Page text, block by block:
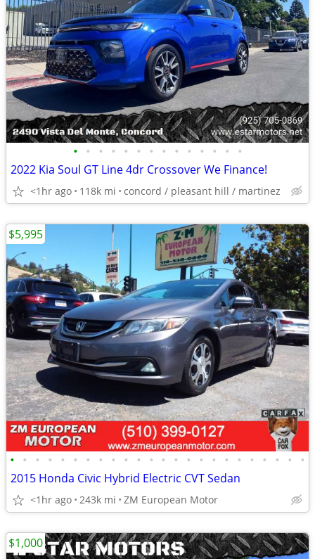
• • • • • • • • • • • • • •
2022 Kia Soul GT Line 4dr Crossover We Finance!
<1hr ago 118k mi concord / pleasant hill / martinez
• • • • • • • • • • • • • • • • • • • • • • • •
2015 Honda Civic Hybrid Electric CVT Sedan
<1hr ago 243k mi ZM European Motor
$5,995
$1,000